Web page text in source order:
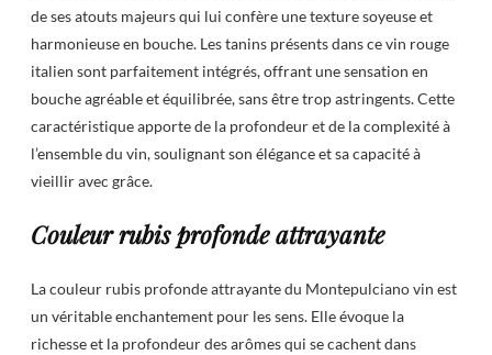
de ses atouts majeurs qui lui confère une texture soyeuse et
harmonieuse en bouche. Les tanins présents dans ce vin rouge
italien sont parfaitement intégrés, offrant une sensation en
bouche agréable et équilibrée, sans être trop astringents. Cette
caractéristique apporte de la profondeur et de la complexité à
l’ensemble du vin, soulignant son élégance et sa capacité à
vieillir avec grâce.
Couleur rubis profonde attrayante
La couleur rubis profonde attrayante du Montepulciano vin est
un véritable enchantement pour les sens. Elle évoque la
richesse et la profondeur des arômes qui se cachent dans